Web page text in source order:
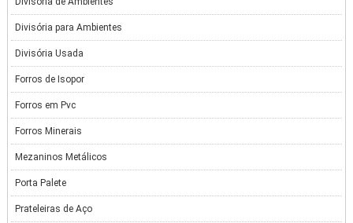
Divisória para Ambientes
Divisória Usada
Forros de Isopor
Forros em Pvc
Forros Minerais
Mezaninos Metálicos
Porta Palete
Prateleiras de Aço